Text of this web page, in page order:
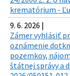
krematórium -
9. 6. 2026 |
Zámer vyhlásiť
oznámenie
pozemkov,
štátnej správy a